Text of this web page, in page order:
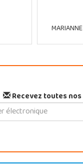
MARIANNE
Recevez toutes